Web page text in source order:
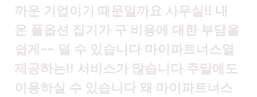
까운 기업이기 때문일까요 사무실!! 내
온 풀옵션 집기가 구 비용에 대한 부담을
쉽게~~ 덜 수 있습니다 마이파트너스열
제공하는!! 서비스가 많습니다 주말에도
이용하실 수 있습니다 왜 마이파트너스